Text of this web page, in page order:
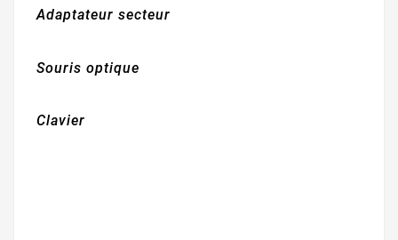
Adaptateur secteur
Souris optique
Clavier